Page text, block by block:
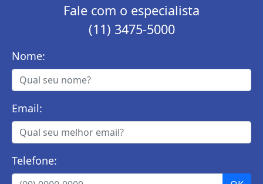
Fale com o especialista
(11) 3475-5000
Nome:
Email:
Telefone: